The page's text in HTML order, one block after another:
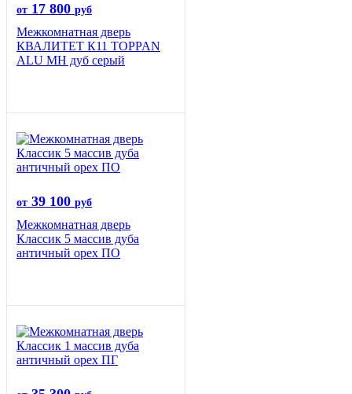
от 17 800 руб
Межкомнатная дверь
КВАЛИТЕТ К11 TOPPAN
ALU MH дуб серый
от 39 100 руб
Межкомнатная дверь
Классик 5 массив дуба
античный орех ПО